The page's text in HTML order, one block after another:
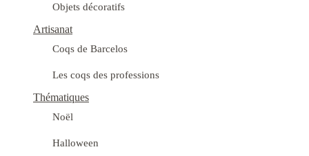
Objets décoratifs
Artisanat
Coqs de Barcelos
Les coqs des professions
Thématiques
Noël
Halloween